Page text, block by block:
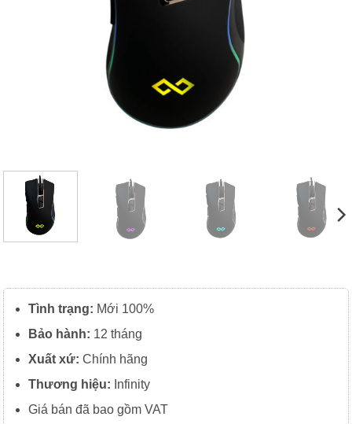
Tình trạng: Mới 100%
Bảo hành: 12 tháng
Xuất xứ: Chính hãng
Thương hiệu: Infinity
Giá bán đã bao gồm VAT